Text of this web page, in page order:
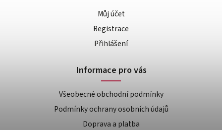
Můj účet
Registrace
Přihlášení
Informace pro vás
Všeobecné obchodní podmínky
Podmínky ochrany osobních údajů
Doprava a platba